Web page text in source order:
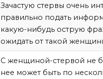
Зачастую стервы очень
правильно подать
какую-нибудь острую
ожидать от такой
С женщиной-стервой не
нее может быть по